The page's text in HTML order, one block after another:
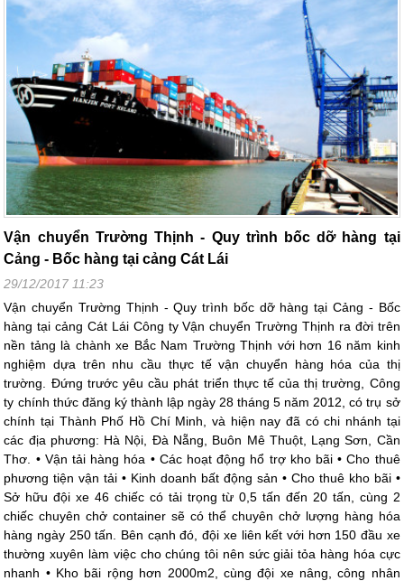
Vận chuyển Trường Thịnh - Quy trình bốc dỡ hàng tại
Cảng - Bốc hàng tại cảng Cát Lái
29/12/2017 11:23
Vận chuyển Trường Thịnh - Quy trình bốc dỡ hàng tại Cảng - Bốc
hàng tại cảng Cát Lái Công ty Vận chuyển Trường Thịnh ra đời trên
nền tảng là chành xe Bắc Nam Trường Thịnh với hơn 16 năm kinh
nghiệm dựa trên nhu cầu thực tế vận chuyển hàng hóa của thị
trường. Đứng trước yêu cầu phát triển thực tế của thị trường, Công
ty chính thức đăng ký thành lập ngày 28 tháng 5 năm 2012, có trụ sở
chính tại Thành Phố Hồ Chí Minh, và hiện nay đã có chi nhánh tại
các địa phương: Hà Nội, Đà Nẵng, Buôn Mê Thuột, Lạng Sơn, Cần
Thơ. • Vận tải hàng hóa • Các hoạt động hổ trợ kho bãi • Cho thuê
phương tiện vận tải • Kinh doanh bất động sản • Cho thuê kho bãi •
Sở hữu đội xe 46 chiếc có tải trọng từ 0,5 tấn đến 20 tấn, cùng 2
chiếc chuyên chở container sẽ có thể chuyên chở lượng hàng hóa
hàng ngày 250 tấn. Bên cạnh đó, đội xe liên kết với hơn 150 đầu xe
thường xuyên làm việc cho chúng tôi nên sức giải tỏa hàng hóa cực
nhanh • Kho bãi rộng hơn 2000m2, cùng đội xe nâng, công nhân